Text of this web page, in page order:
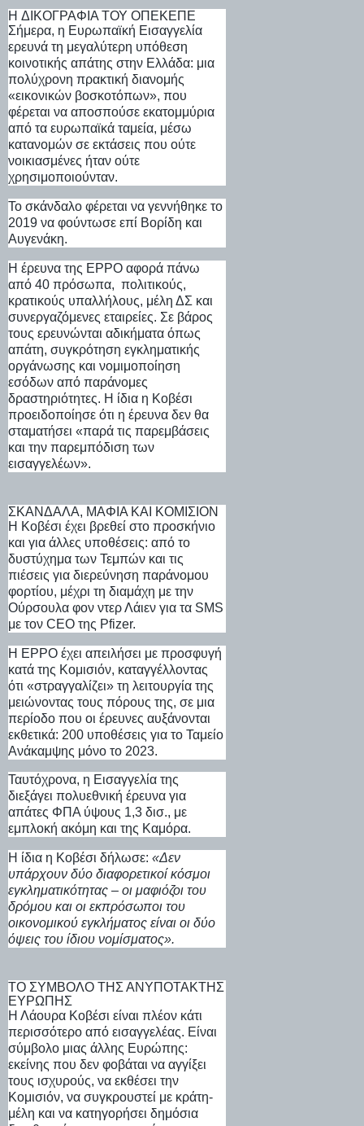
H ΔΙΚΟΓΡΑΦΊΑ ΤΟΥ ΟΠΕΚΕΠΕ
Σήμερα, η Ευρωπαϊκή Εισαγγελία
ερευνά τη μεγαλύτερη υπόθεση
κοινοτικής απάτης στην Ελλάδα: μια
πολύχρονη πρακτική διανομής
«εικονικών βοσκοτόπων», που
φέρεται να αποσπούσε εκατομμύρια
από τα ευρωπαϊκά ταμεία, μέσω
κατανομών σε εκτάσεις που ούτε
νοικιασμένες ήταν ούτε
χρησιμοποιούνταν.
Το σκάνδαλο φέρεται να γεννήθηκε το
2019 να φούντωσε επί Βορίδη και
Αυγενάκη.
Η έρευνα της EPPO αφορά πάνω
από 40 πρόσωπα, πολιτικούς,
κρατικούς υπαλλήλους, μέλη ΔΣ και
συνεργαζόμενες εταιρείες. Σε βάρος
τους ερευνώνται αδικήματα όπως
απάτη, συγκρότηση εγκληματικής
οργάνωσης και νομιμοποίηση
εσόδων από παράνομες
δραστηριότητες. Η ίδια η Κοβέσι
προειδοποίησε ότι η έρευνα δεν θα
σταματήσει «παρά τις παρεμβάσεις
και την παρεμπόδιση των
εισαγγελέων».
ΣΚΆΝΔΑΛΑ, ΜΆΦΙΑ ΚΑΙ ΚΟΜΙΣΙΌΝ
Η Κοβέσι έχει βρεθεί στο προσκήνιο
και για άλλες υποθέσεις: από το
δυστύχημα των Τεμπών και τις
πιέσεις για διερεύνηση παράνομου
φορτίου, μέχρι τη διαμάχη με την
Ούρσουλα φον ντερ Λάιεν για τα SMS
με τον CEO της Pfizer.
Η EPPO έχει απειλήσει με προσφυγή
κατά της Κομισιόν, καταγγέλλοντας
ότι «στραγγαλίζει» τη λειτουργία της
μειώνοντας τους πόρους της, σε μια
περίοδο που οι έρευνες αυξάνονται
εκθετικά: 200 υποθέσεις για το Ταμείο
Ανάκαμψης μόνο το 2023.
Ταυτόχρονα, η Εισαγγελία της
διεξάγει πολυεθνική έρευνα για
απάτες ΦΠΑ ύψους 1,3 δισ., με
εμπλοκή ακόμη και της Καμόρα.
Η ίδια η Κοβέσι δήλωσε: «Δεν
υπάρχουν δύο διαφορετικοί κόσμοι
εγκληματικότητας – οι μαφιόζοι του
δρόμου και οι εκπρόσωποι του
οικονομικού εγκλήματος είναι οι δύο
όψεις του ίδιου νομίσματος».
ΤΟ ΣΎΜΒΟΛΟ ΤΗΣ ΑΝΥΠΌΤΑΚΤΗΣ
ΕΥΡΏΠΗΣ
Η Λάουρα Κοβέσι είναι πλέον κάτι
περισσότερο από εισαγγελέας. Είναι
σύμβολο μιας άλλης Ευρώπης:
εκείνης που δεν φοβάται να αγγίξει
τους ισχυρούς, να εκθέσει την
Κομισιόν, να συγκρουστεί με κράτη-
μέλη και να κατηγορήσει δημόσια